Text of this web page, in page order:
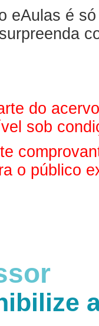
eAulas é
do
sob
o público